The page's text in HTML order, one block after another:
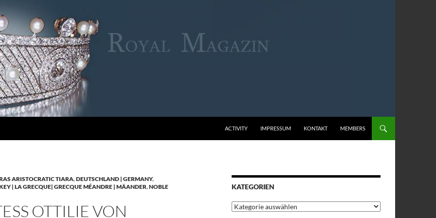
ACTIVITY IMPRESSUM KONTAKT MEMBERS
ARISTOCRATIC TIARA,DEUTSCHLAND | GERMANY,
| LA GRECQUE| GRECQUE MÉANDRE | MÄANDER,NOBLE
OTTILIE VON
KATEGORIEN
Kategorien